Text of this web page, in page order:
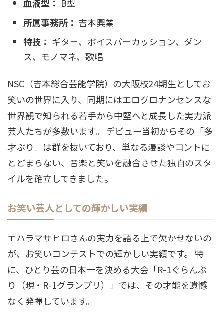
血液型： B型
所属事務所： 吉本興業
特技： ギター、ボイスパーカッション、ダン
ス、モノマネ、歌唱
NSC（吉本総合芸能学院）の大阪校24期生としてお
笑いの世界に入り、同期にはエログロナンセンスな
世界観で知られる若手から中堅へと成長した実力派
芸人たちが多数います。 デビュー当初からその「多
才ぶり」は群を抜いており、単なる漫談やコントに
とどまらない、音楽と笑いを融合させた独自のスタ
イルを確立してきました。
お笑い芸人としての輝かしい実績
エハラマサヒロさんの実力を語る上で欠かせないの
が、お笑いコンテストでの輝かしい実績です。 特
に、ひとり芸の日本一を決める大会「R-1ぐらんぷ
り（現・R-1グランプリ）」では、その才能を遺憾
なく発揮しています。